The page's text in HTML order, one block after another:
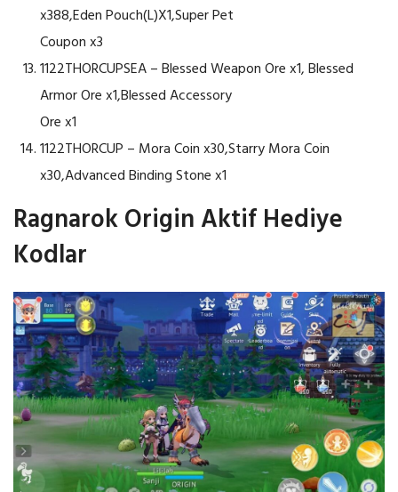
x388,Eden Pouch(L)X1,Super Pet
Coupon x3
1122THORCUPSEA – Blessed Weapon Ore x1, Blessed
Armor Ore x1,Blessed Accessory
Ore x1
1122THORCUP – Mora Coin x30,Starry Mora Coin
x30,Advanced Binding Stone x1
Ragnarok Origin Aktif Hediye
Kodlar